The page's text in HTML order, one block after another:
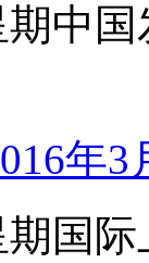
中
年
国